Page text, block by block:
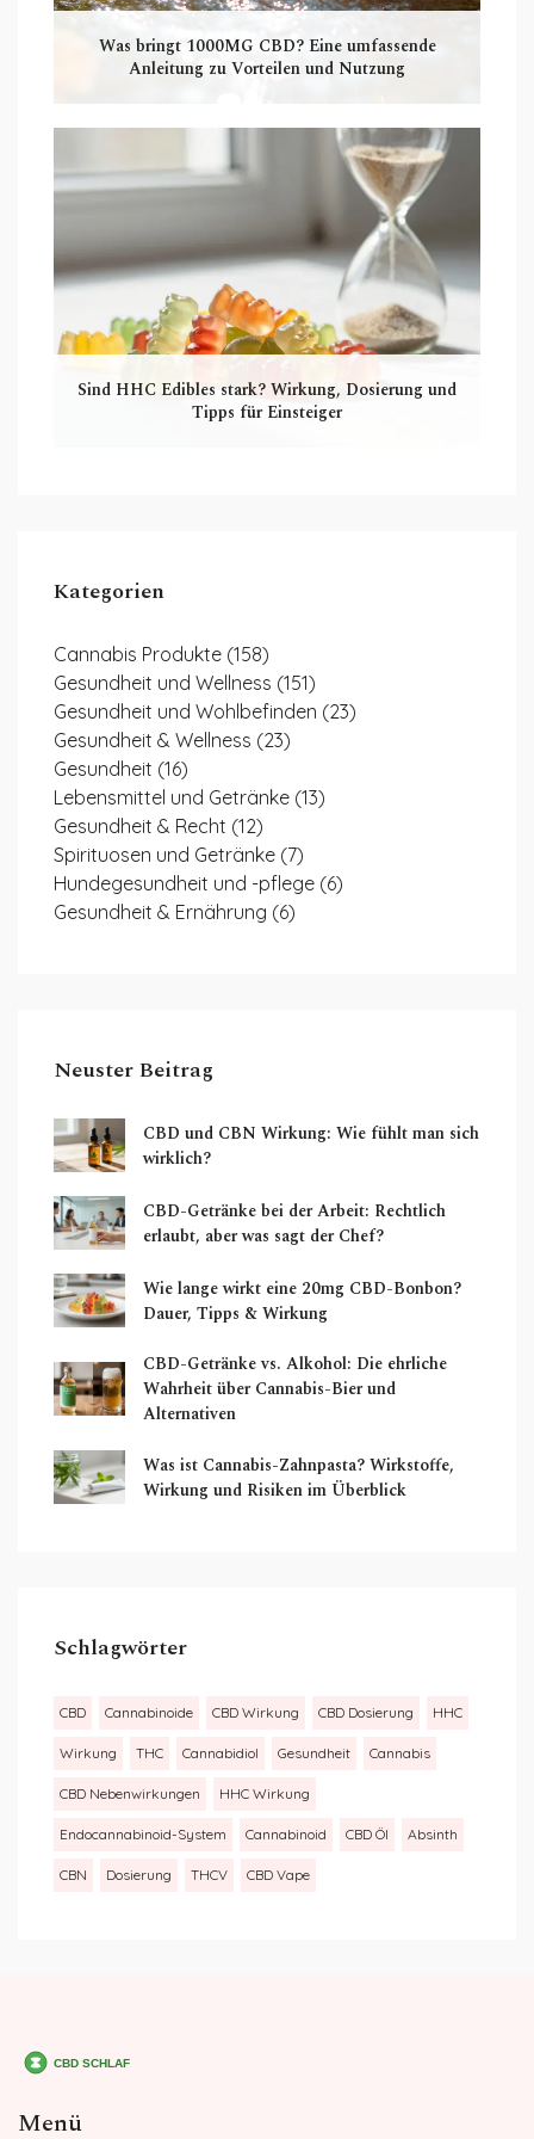
Was bringt 1000MG CBD? Eine umfassende
Anleitung zu Vorteilen und Nutzung
Sind HHC Edibles stark? Wirkung, Dosierung und
Tipps für Einsteiger
Kategorien
Cannabis Produkte (158)
Gesundheit und Wellness (151)
Gesundheit und Wohlbefinden (23)
Gesundheit & Wellness (23)
Gesundheit (16)
Lebensmittel und Getränke (13)
Gesundheit & Recht (12)
Spirituosen und Getränke (7)
Hundegesundheit und -pflege (6)
Gesundheit & Ernährung (6)
Neuster Beitrag
CBD und CBN Wirkung: Wie fühlt man sich
wirklich?
CBD-Getränke bei der Arbeit: Rechtlich
erlaubt, aber was sagt der Chef?
Wie lange wirkt eine 20mg CBD-Bonbon?
Dauer, Tipps & Wirkung
CBD-Getränke vs. Alkohol: Die ehrliche
Wahrheit über Cannabis-Bier und
Alternativen
Was ist Cannabis-Zahnpasta? Wirkstoffe,
Wirkung und Risiken im Überblick
Schlagwörter
CBD Cannabinoide CBD Wirkung CBD Dosierung HHC
Wirkung THC Cannabidiol Gesundheit Cannabis
CBD Nebenwirkungen HHC Wirkung
Endocannabinoid-System Cannabinoid CBD Öl Absinth
CBN Dosierung THCV CBD Vape
Menü